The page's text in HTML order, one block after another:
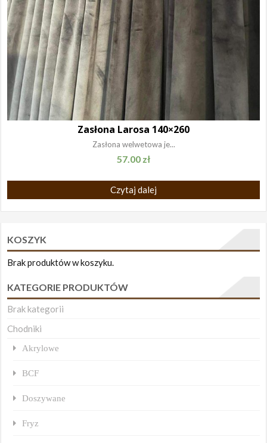
Zasłona Larosa 140×260
Zasłona welwetowa je...
57.00 zł
Czytaj dalej
KOSZYK
Brak produktów w koszyku.
KATEGORIE PRODUKTÓW
Brak kategorii
Chodniki
Akrylowe
BCF
Doszywane
Fryz